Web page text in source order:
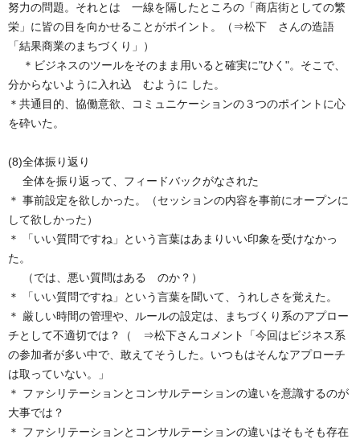
努力の問題。それとは 一線を隔したところの「商店街としての繁
栄」に皆の目を向かせることがポイント。（⇒松下 さんの造語
「結果商業のまちづくり」）
＊ビジネスのツールをそのまま用いると確実に"ひく"。そこで、
分からないように入れ込 むように した。
＊共通目的、協働意欲、コミュニケーションの３つのポイントに心
を砕いた。
(8)全体振り返り
全体を振り返って、フィードバックがなされた
＊ 事前設定を欲しかった。（セッションの内容を事前にオープンに
して欲しかった）
＊ 「いい質問ですね」という言葉はあまりいい印象を受けなかっ
た。
（では、悪い質問はある のか？）
＊ 「いい質問ですね」という言葉を聞いて、うれしさを覚えた。
＊ 厳しい時間の管理や、ルールの設定は、まちづくり系のアプロー
チとして不適切では？（ ⇒松下さんコメント「今回はビジネス系
の参加者が多い中で、敢えてそうした。いつもはそんなアプローチ
は取っていない。」
＊ ファシリテーションとコンサルテーションの違いを意識するのが
大事では？
＊ ファシリテーションとコンサルテーションの違いはそもそも存在